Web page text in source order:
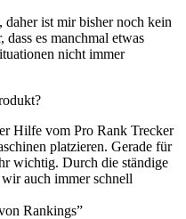
daher ist mir bisher noch kein
dass es manchmal etwas
nicht immer
Hilfe vom Pro Rank Trecker
platzieren. Gerade für
wichtig. Durch die ständige
auch immer schnell
Rankings”